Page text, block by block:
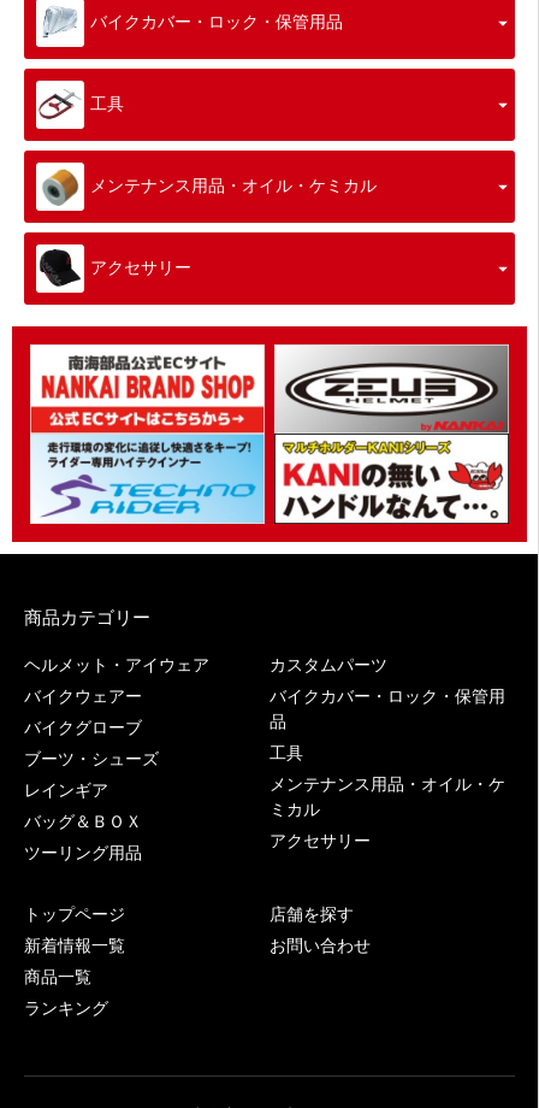
バイクカバー・ロック・保管用品
工具
メンテナンス用品・オイル・ケミカル
アクセサリー
商品カテゴリー
ヘルメット・アイウェア
バイクウェアー
バイクグローブ
ブーツ・シューズ
レインギア
バッグ＆ＢＯＸ
ツーリング用品
カスタムパーツ
バイクカバー・ロック・保管用
品
工具
メンテナンス用品・オイル・ケ
ミカル
アクセサリー
トップページ
新着情報一覧
商品一覧
ランキング
店舗を探す
お問い合わせ